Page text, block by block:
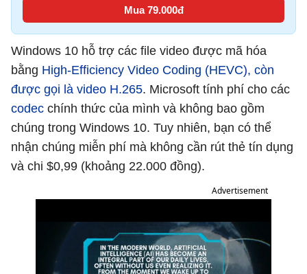
Mua 79.000đ
Windows 10 hỗ trợ các file video được mã hóa
bằng High-Efficiency Video Coding (HEVC), còn
được gọi là video H.265. Microsoft tính phí cho các
codec chính thức của mình và không bao gồm
chúng trong Windows 10. Tuy nhiên, bạn có thể
nhận chúng miễn phí mà không cần rút thẻ tín dụng
và chi $0,99 (khoảng 22.000 đồng).
Advertisement